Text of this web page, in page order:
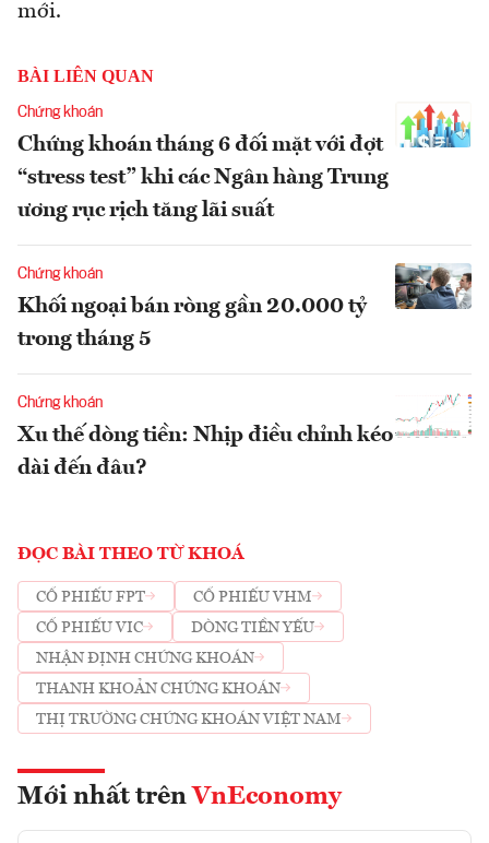
mới.
BÀI LIÊN QUAN
Chứng khoán
Chứng khoán tháng 6 đối mặt với đợt
“stress test” khi các Ngân hàng Trung
ương rục rịch tăng lãi suất
Chứng khoán
Khối ngoại bán ròng gần 20.000 tỷ
trong tháng 5
Chứng khoán
Xu thế dòng tiền: Nhịp điều chỉnh kéo
dài đến đâu?
ĐỌC BÀI THEO TỪ KHOÁ
CỔ PHIẾU FPT
CỔ PHIẾU VHM
CỔ PHIẾU VIC
DÒNG TIỀN YẾU
NHẬN ĐỊNH CHỨNG KHOÁN
THANH KHOẢN CHỨNG KHOÁN
THỊ TRƯỜNG CHỨNG KHOÁN VIỆT NAM
Mới nhất trên VnEconomy